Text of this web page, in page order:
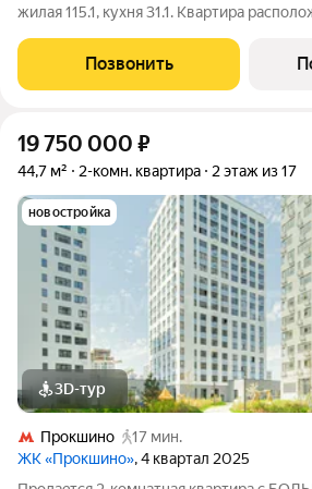
жилая 115.1, кухня 31.1. Квартира
кв. 2029 года. Высота потолка до 3.65
4,5 м в
Позвонить
19 750 000 ₽
44,7 м² 2-комн. квартира 2 этаж из 17
новостройка
3D-тур
Прокшино
17 мин.
ЖК «Прокшино», 4 квартал 2025